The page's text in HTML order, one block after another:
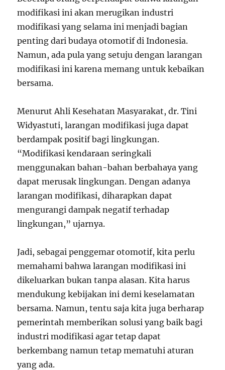
modifikasi ini akan merugikan industri
modifikasi yang selama ini menjadi bagian
penting dari budaya otomotif di Indonesia.
Namun, ada pula yang setuju dengan larangan
modifikasi ini karena memang untuk kebaikan
bersama.
Menurut Ahli Kesehatan Masyarakat, dr. Tini
Widyastuti, larangan modifikasi juga dapat
berdampak positif bagi lingkungan.
“Modifikasi kendaraan seringkali
menggunakan bahan-bahan berbahaya yang
dapat merusak lingkungan. Dengan adanya
larangan modifikasi, diharapkan dapat
mengurangi dampak negatif terhadap
lingkungan,” ujarnya.
Jadi, sebagai penggemar otomotif, kita perlu
memahami bahwa larangan modifikasi ini
dikeluarkan bukan tanpa alasan. Kita harus
mendukung kebijakan ini demi keselamatan
bersama. Namun, tentu saja kita juga berharap
pemerintah memberikan solusi yang baik bagi
industri modifikasi agar tetap dapat
berkembang namun tetap mematuhi aturan
yang ada.